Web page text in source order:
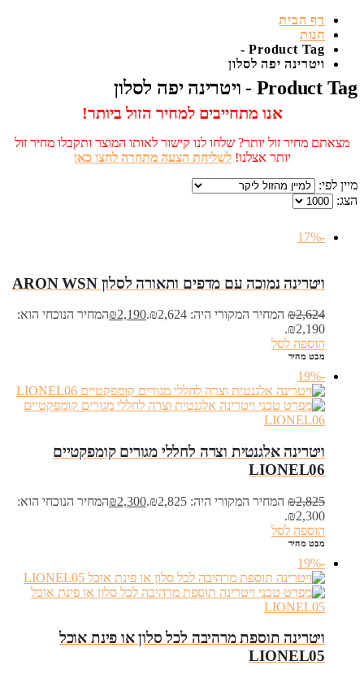
דף הבית
חנות
Product Tag -
ויטרינה יפה לסלון
Product Tag - ויטרינה יפה לסלון
אנו מתחייבים למחיר הזול ביותר!
מצאתם מחיר זול יותר? שלחו לנו קישור לאותו המוצר ותקבלו מחיר זול
יותר אצלנו!לשליחת הצעה מתחרה לחצו כאן
מיין לפי:
הצג:
-17%
ויטרינה נמוכה עם מדפים ותאורה לסלון ARON WSN
₪2,624 המחיר המקורי היה: ₪2,624. ₪2,190
המחיר הנוכחי הוא:
₪2,190.
הוספה לסל
מבט מהיר
-19%
ויטרינה אלגנטית וצרה לחללי מגורים קומפקטיים
LIONEL06
₪2,825 המחיר המקורי היה: ₪2,825. ₪2,300
המחיר הנוכחי הוא:
₪2,300.
הוספה לסל
מבט מהיר
-19%
ויטרינה תוספת מרהיבה לכל סלון או פינת אוכל
LIONEL05